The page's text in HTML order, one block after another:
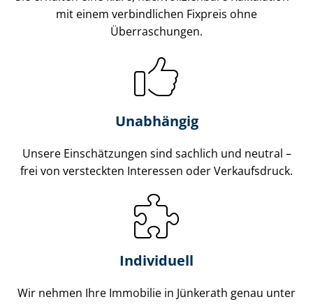
mit einem verbindlichen Fixpreis ohne
Überraschungen.
Unabhängig
Unsere Einschätzungen sind sachlich und neutral –
frei von versteckten Interessen oder Verkaufsdruck.
Individuell
Wir nehmen Ihre Immobilie in Jünkerath genau unter